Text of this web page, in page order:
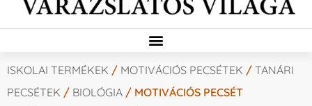
ISKOLAI TERMÉKEK / MOTIVÁCIÓS PECSÉTEK / TANÁRI
PECSÉTEK / BIOLÓGIA / MOTIVÁCIÓS PECSÉT